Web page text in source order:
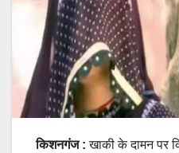
किशनगंज : खाकी के दामन पर